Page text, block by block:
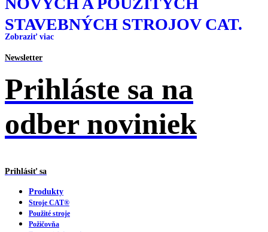
STAVEBNÝCH STROJOV CAT.
Zobraziť viac
Newsletter
Prihláste sa na
odber noviniek
Prihlásiť sa
Produkty
Stroje CAT®
Použité stroje
Požičovňa